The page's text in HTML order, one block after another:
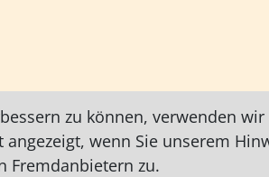
zu können, verwenden
wenn Sie unserem
Fremdanbietern zu.